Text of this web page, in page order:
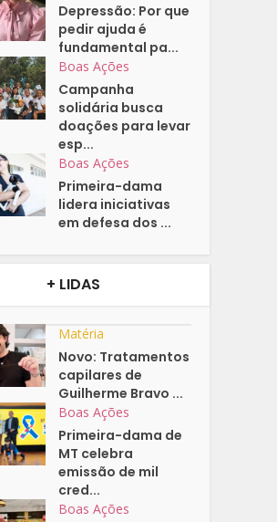
Depressão: Por que
pedir ajuda é
fundamental pa...
Boas Ações
Campanha
solidária busca
doações para levar
esp...
Boas Ações
Primeira-dama
lidera iniciativas
em defesa dos ...
+ LIDAS
Matéria
Novo: Tratamentos
capilares de
Guilherme Bravo ...
Boas Ações
Primeira-dama de
MT celebra
emissão de mil
cred...
Boas Ações